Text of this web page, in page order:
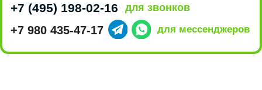
5 звёзд на Яндексе говорят сами за себя,
ремонта